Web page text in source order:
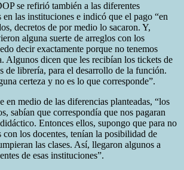
se refirió también a las diferentes
en las instituciones e indicó que el pago “en
decretos de por medio lo sacaron. Y,
alguna suerte de arreglos con los
decir exactamente porque no tenemos
Algunos dicen que les recibían los tickets de
de librería, para el desarrollo de la función.
certeza y no es lo que corresponde”.
en medio de las diferencias planteadas, “los
sabían que correspondía que nos pagaran
Entonces ellos, supongo que para no
con los docentes, tenían la posibilidad de
las clases. Así, llegaron algunos a
de esas instituciones”.